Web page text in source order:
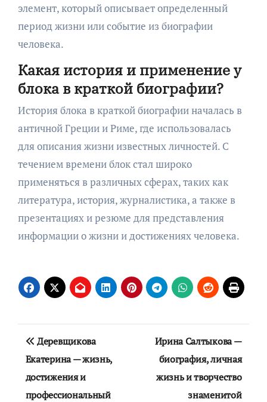
элемент, который описывает определенный
период жизни или событие из биографии
человека.
Какая история и применение у
блока в краткой биографии?
История блока в краткой биографии началась в
античной Греции и Риме, где использовалась
для описания жизни известных личностей. С
течением времени блок стал широко
применяться в различных сферах, таких как
литература, история, журналистика, а также в
презентациях и резюме для представления
информации о жизни и достижениях человека.
Навигация
по
записям
Деревщикова
Екатерина — жизнь,
достижения и
профессиональный
Ирина Салтыкова —
биография, личная
жизнь и творчество
знаменитой